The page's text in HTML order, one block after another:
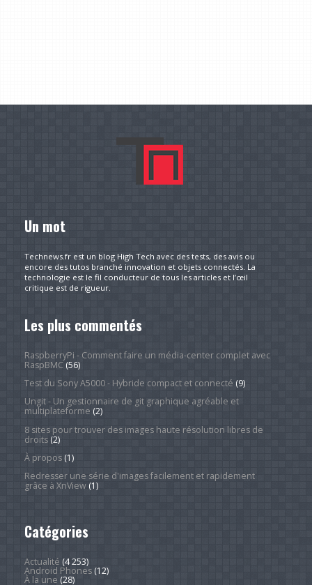
Un mot
Technews.fr est un blog High Tech avec des tests, des avis ou
encore des tutos branché innovation et objets connectés. La
technologie est le fil conducteur de tous les articles et l’œil
critique est de rigueur.
Les plus commentés
RaspberryPi - Comment faire un média-center complet avec
RaspBMC(56)
Test du Sony A5000 - Hybride compact et connecté (9)
Ungit - Un gestionnaire de git graphique agréable et
multiplateforme (2)
8 sites pour trouver des images haute résolution libres de
droits(2)
À propos(1)
Redresser une série d'images facilement et rapidement
grâce à XnView(1)
Catégories
Actualité (4 253)
Android Phones(12)
À la une (28)